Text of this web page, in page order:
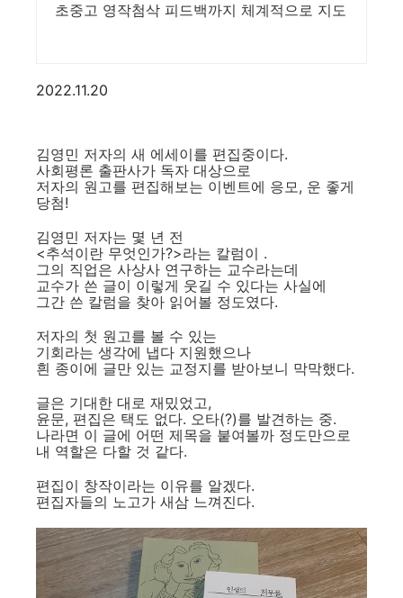
초중고 영작첨삭 피드백까지 체계적으로 지도
2022.11.20
김영민 저자의 새 에세이를 편집중이다.
사회평론 출판사가 독자 대상으로
저자의 원고를 편집해보는 이벤트에 응모, 운 좋게
당첨!
김영민 저자는 몇 년 전
<추석이란 무엇인가?>라는 칼럼이 .
그의 직업은 사상사 연구하는 교수라는데
교수가 쓴 글이 이렇게 웃길 수 있다는 사실에
그간 쓴 칼럼을 찾아 읽어볼 정도였다.
저자의 첫 원고를 볼 수 있는
기회라는 생각에 냅다 지원했으나
흰 종이에 글만 있는 교정지를 받아보니 막막했다.
글은 기대한 대로 재밌었고,
윤문, 편집은 택도 없다. 오타(?)를 발견하는 중.
나라면 이 글에 어떤 제목을 붙여볼까 정도만으로
내 역할은 다할 것 같다.
편집이 창작이라는 이유를 알겠다.
편집자들의 노고가 새삼 느껴진다.